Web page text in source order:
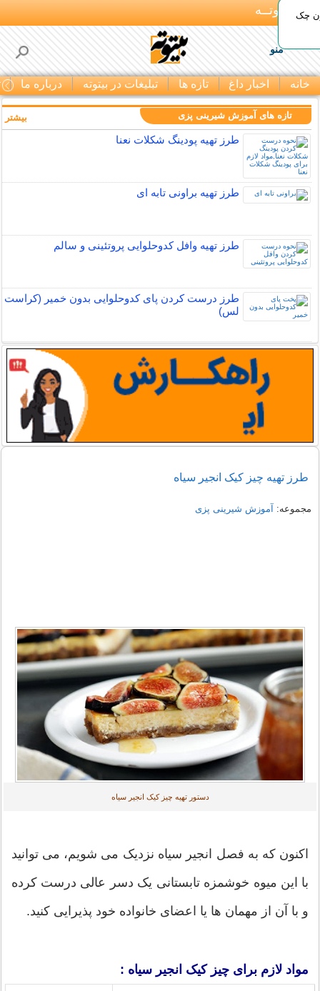
بـیتوتــه
منو
خانه اخبار داغ تازه ها تبلیغات در بیتوته درباره ما
چک
تازه های آموزش شیرینی پزی
طرز تهیه پودینگ شکلات نعنا
طرز تهیه براونی تابه ای
طرز تهیه وافل کدوحلوایی پروتئینی و سالم
طرز درست کردن پای کدوحلوایی بدون خمیر (کراست
لس)
بیشتر
طرز تهیه چیز کیک انجیر سیاه
مجموعه: آموزش شیرینی پزی
دستور تهیه چیز کیک انجیر سیاه
اکنون که به فصل انجیر سیاه نزدیک می شویم، می توانید
با این میوه خوشمزه تابستانی یک دسر عالی درست کرده
و با آن از مهمان ها یا اعضای خانواده خود پذیرایی کنید.
مواد لازم برای چیز کیک انجیر سیاه :